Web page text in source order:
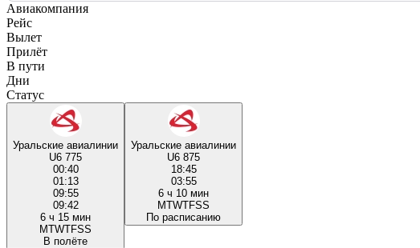
Авиакомпания
Рейс
Вылет
Прилёт
В пути
Дни
Статус
Уральские авиалинии
U6 775
00:40
01:13
09:55
09:42
6 ч 15 мин
MTWTFSS
В полёте
Уральские авиалинии
U6 875
18:45
03:55
6 ч 10 мин
MTWTFSS
По расписанию